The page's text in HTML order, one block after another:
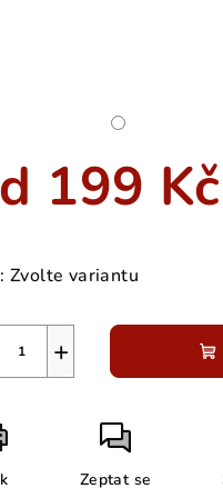
199 Kč
Zvolte variantu
+
Zeptat se